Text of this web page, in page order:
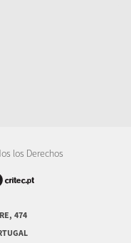
los Derechos
474